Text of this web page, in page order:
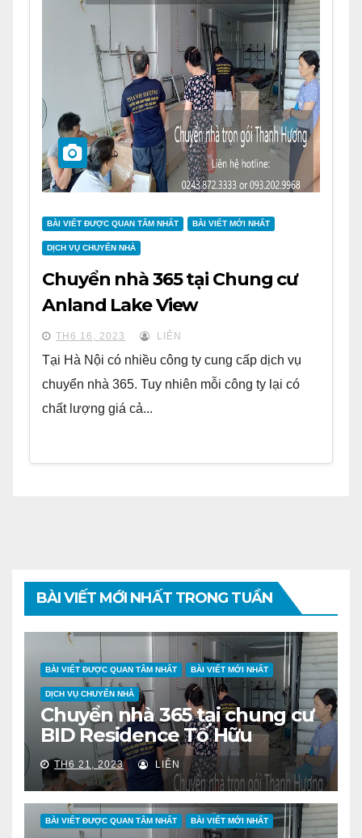
BÀI VIẾT ĐƯỢC QUAN TÂM NHẤT BÀI VIẾT MỚI NHẤT
DỊCH VỤ CHUYỂN NHÀ
Chuyển nhà 365 tại Chung cư
Anland Lake View
TH6 16, 2023 LIÊN
Tại Hà Nội có nhiều công ty cung cấp dịch vụ
chuyển nhà 365. Tuy nhiên mỗi công ty lại có
chất lượng giá cả...
BÀI VIẾT MỚI NHẤT TRONG TUẦN
BÀI VIẾT ĐƯỢC QUAN TÂM NHẤT BÀI VIẾT MỚI NHẤT
DỊCH VỤ CHUYỂN NHÀ
Chuyển nhà 365 tại chung cư
BID Residence Tố Hữu
TH6 21, 2023 LIÊN
BÀI VIẾT ĐƯỢC QUAN TÂM NHẤT BÀI VIẾT MỚI NHẤT